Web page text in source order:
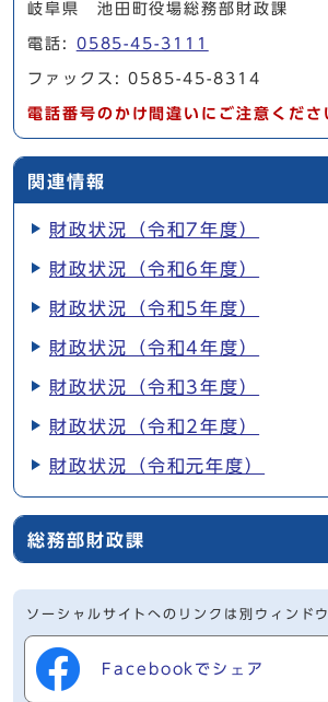
岐阜県 池田町役場総務部財政課
電話: 0585-45-3111
ファックス: 0585-45-8314
電話番号のかけ間違いにご注意くださ
関連情報
財政状況（令和7年度）
財政状況（令和6年度）
財政状況（令和5年度）
財政状況（令和4年度）
財政状況（令和3年度）
財政状況（令和2年度）
財政状況（令和元年度）
総務部財政課
ソーシャルサイトへのリンクは別ウィンド
Facebookでシェア